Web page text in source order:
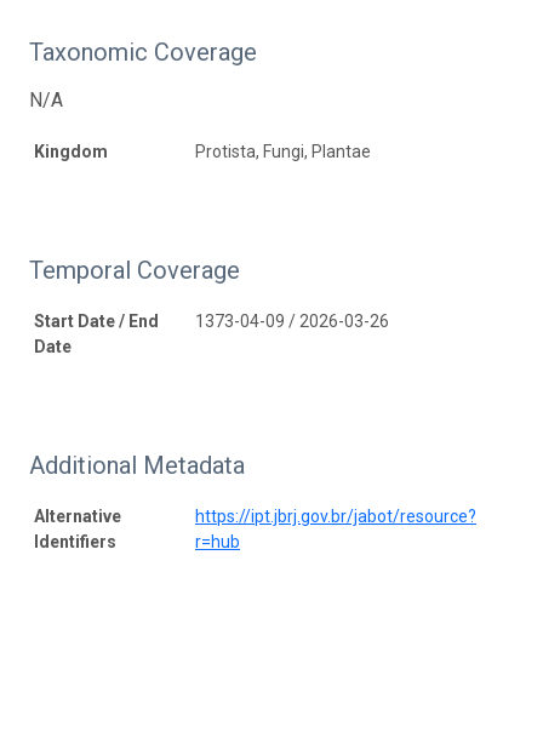
Taxonomic Coverage
N/A
Kingdom Protista, Fungi, Plantae
Temporal Coverage
Start Date / End
Date
1373-04-09 / 2026-03-26
Additional Metadata
Alternative
Identifiers
https://ipt.jbrj.gov.br/jabot/resource?
r=hub